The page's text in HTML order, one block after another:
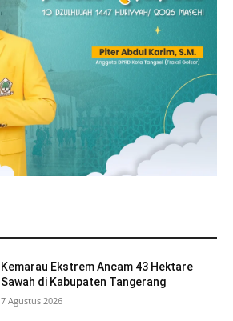
Kemarau Ekstrem Ancam 43 Hektare
Sawah di Kabupaten Tangerang
7 Agustus 2026